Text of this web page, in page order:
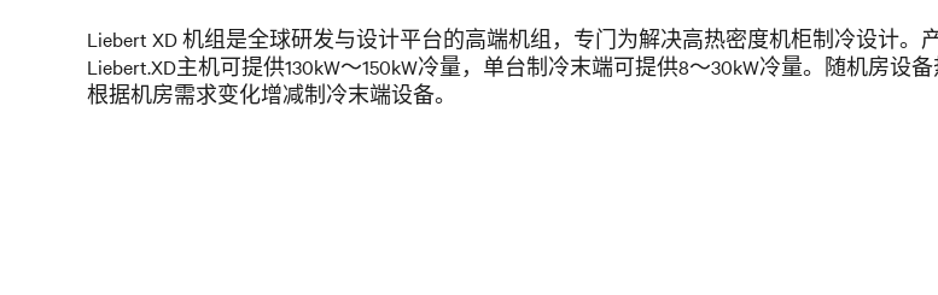
Liebert XD 机组是全球研发与设计平台的高端机组，专门为解决高热密度机柜制冷设计。
Liebert.XD主机可提供130kW～150kW冷量，单台制冷末端可提供8～30kW冷量。随机房
根据机房需求变化增减制冷末端设备。